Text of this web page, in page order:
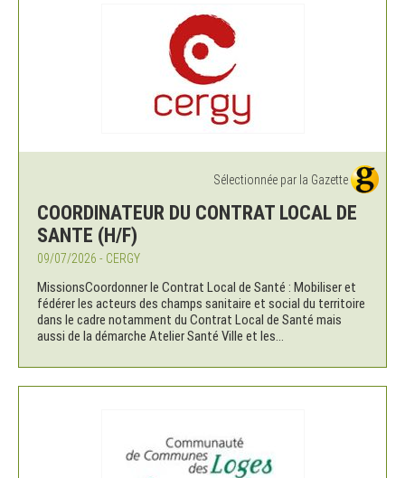
Sélectionnée par la Gazette
COORDINATEUR DU CONTRAT LOCAL DE
SANTE (H/F)
09/07/2026 - CERGY
MissionsCoordonner le Contrat Local de Santé : Mobiliser et
fédérer les acteurs des champs sanitaire et social du territoire
dans le cadre notamment du Contrat Local de Santé mais
aussi de la démarche Atelier Santé Ville et les...